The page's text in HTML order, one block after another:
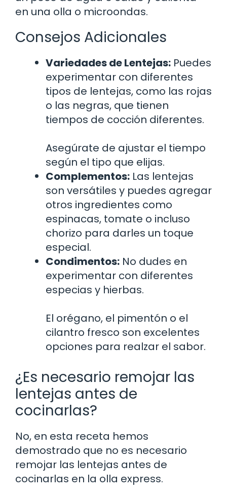
en una olla o microondas.
Consejos Adicionales
Variedades de Lentejas: Puedes
experimentar con diferentes
tipos de lentejas, como las rojas
o las negras, que tienen
tiempos de cocción diferentes.
Asegúrate de ajustar el tiempo
según el tipo que elijas.
Complementos: Las lentejas
son versátiles y puedes agregar
otros ingredientes como
espinacas, tomate o incluso
chorizo para darles un toque
especial.
Condimentos: No dudes en
experimentar con diferentes
especias y hierbas.
El orégano, el pimentón o el
cilantro fresco son excelentes
opciones para realzar el sabor.
¿Es necesario remojar las
lentejas antes de
cocinarlas?
No, en esta receta hemos
demostrado que no es necesario
remojar las lentejas antes de
cocinarlas en la olla express.